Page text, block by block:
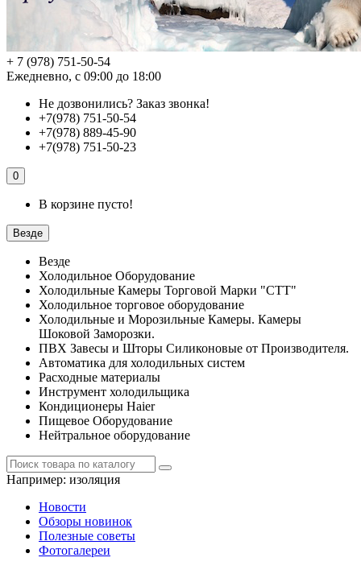
+ 7 (978) 751-50-54
Ежедневно, с 09:00 до 18:00
Не дозвонились? Заказ звонка!
+7(978) 751-50-54
+7(978) 889-45-90
+7(978) 751-50-23
0
В корзине пусто!
Везде
Везде
Холодильное Оборудование
Холодильные Камеры Торговой Марки "СТТ"
Холодильное торговое оборудование
Холодильные и Морозильные Камеры. Камеры
Шоковой Заморозки.
ПВХ Завесы и Шторы Силиконовые от Производителя.
Автоматика для холодильных систем
Расходные материалы
Инструмент холодильщика
Кондиционеры Haier
Пищевое Оборудование
Нейтральное оборудование
Например: изоляция
Новости
Обзоры новинок
Полезные советы
Фотогалереи